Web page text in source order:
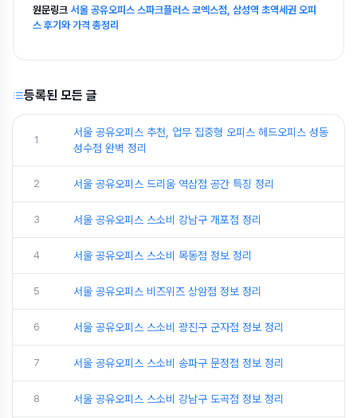
원문링크 서울 공유오피스 스파크플러스 코엑스점, 삼성역 초역세권 오피
스 후기와 가격 총정리
등록된 모든 글
1
서울 공유오피스 추천, 업무 집중형 오피스 헤드오피스 성동
성수점 완벽 정리
2 서울 공유오피스 드리움 역삼점 공간 특징 정리
3 서울 공유오피스 스소비 강남구 개포점 정리
4 서울 공유오피스 스소비 목동점 정보 정리
5 서울 공유오피스 비즈위즈 상암점 정보 정리
6 서울 공유오피스 스소비 광진구 군자점 정보 정리
7 서울 공유오피스 스소비 송파구 문정점 정보 정리
8 서울 공유오피스 스소비 강남구 도곡점 정보 정리